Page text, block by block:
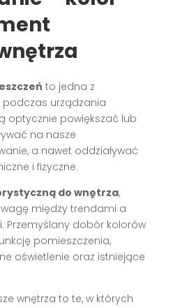
to jedna z
podczas urządzania
optycznie powiększać lub
na nasze
a nawet oddziaływać
i fizyczne.
do wnętrza,
między trendami a
Przemyślany dobór kolorów
pomieszczenia,
oświetlenie oraz istniejące
wnętrza to te, w których